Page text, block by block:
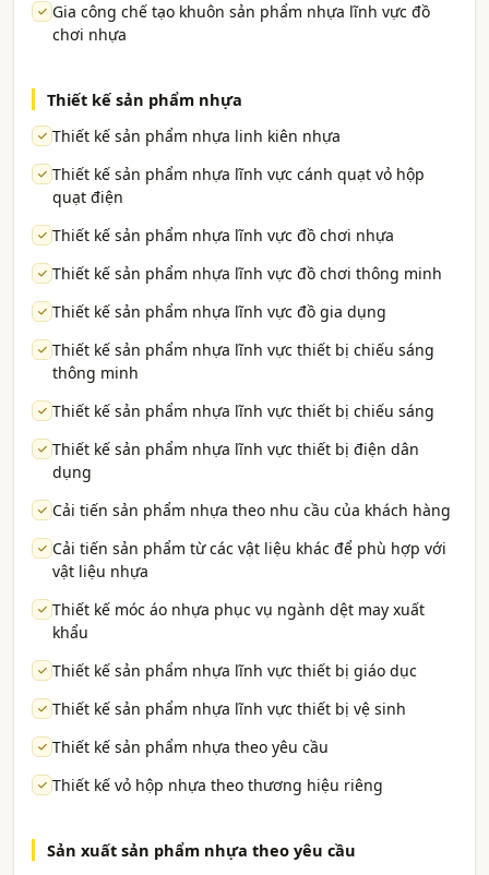
Gia công chế tạo khuôn sản phẩm nhựa lĩnh vực đồ
chơi nhựa
Thiết kế sản phẩm nhựa
Thiết kế sản phẩm nhựa linh kiên nhựa
Thiết kế sản phẩm nhựa lĩnh vực cánh quạt vỏ hộp
quạt điện
Thiết kế sản phẩm nhựa lĩnh vực đồ chơi nhựa
Thiết kế sản phẩm nhựa lĩnh vực đồ chơi thông minh
Thiết kế sản phẩm nhựa lĩnh vực đồ gia dụng
Thiết kế sản phẩm nhựa lĩnh vực thiết bị chiếu sáng
thông minh
Thiết kế sản phẩm nhựa lĩnh vực thiết bị chiếu sáng
Thiết kế sản phẩm nhựa lĩnh vực thiết bị điện dân
dụng
Cải tiến sản phẩm nhựa theo nhu cầu của khách hàng
Cải tiến sản phẩm từ các vật liệu khác để phù hợp với
vật liệu nhựa
Thiết kế móc áo nhựa phục vụ ngành dệt may xuất
khẩu
Thiết kế sản phẩm nhựa lĩnh vực thiết bị giáo dục
Thiết kế sản phẩm nhựa lĩnh vực thiết bị vệ sinh
Thiết kế sản phẩm nhựa theo yêu cầu
Thiết kế vỏ hộp nhựa theo thương hiệu riêng
Sản xuất sản phẩm nhựa theo yêu cầu